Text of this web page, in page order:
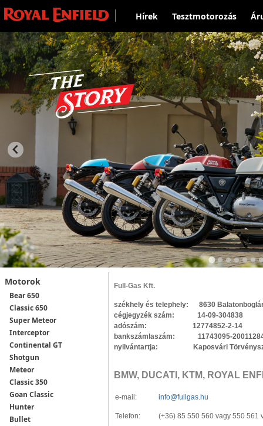
Hírek Tesztmotorozás
Motorok
Bear 650
Classic 650
Super Meteor
Interceptor
Continental GT
Shotgun
Meteor
Classic 350
Goan Classic
Hunter
Bullet
Full-Gas Kft.
székhely és telephely: 8630
cégjegyzék szám: 14-09-304838
adószám: 12774852-2-14
bankszámlaszám: 11743095-
nyilvántartja: Kaposvári
BMW, DUCATI, KTM, ROYAL
e-mail: info@fullgas.hu
Telefon: (+36) 85 550 560 vagy 550 561